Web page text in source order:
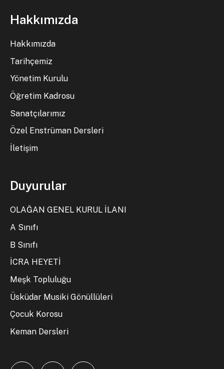
Hakkımızda
Hakkımızda
Tarihçemiz
Yönetim Kurulu
Öğretim Kadrosu
Sanatçılarımız
Özel Enstrüman Dersleri
İletişim
Duyurular
OLAĞAN GENEL KURUL İLANI
A Sınıfı
B Sınıfı
İCRA HEYETİ
Meşk Topluluğu
Üsküdar Musiki Gönüllüleri
Çocuk Korosu
Keman Dersleri